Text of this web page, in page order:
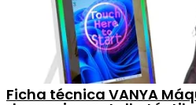
Ficha técnica VANYA